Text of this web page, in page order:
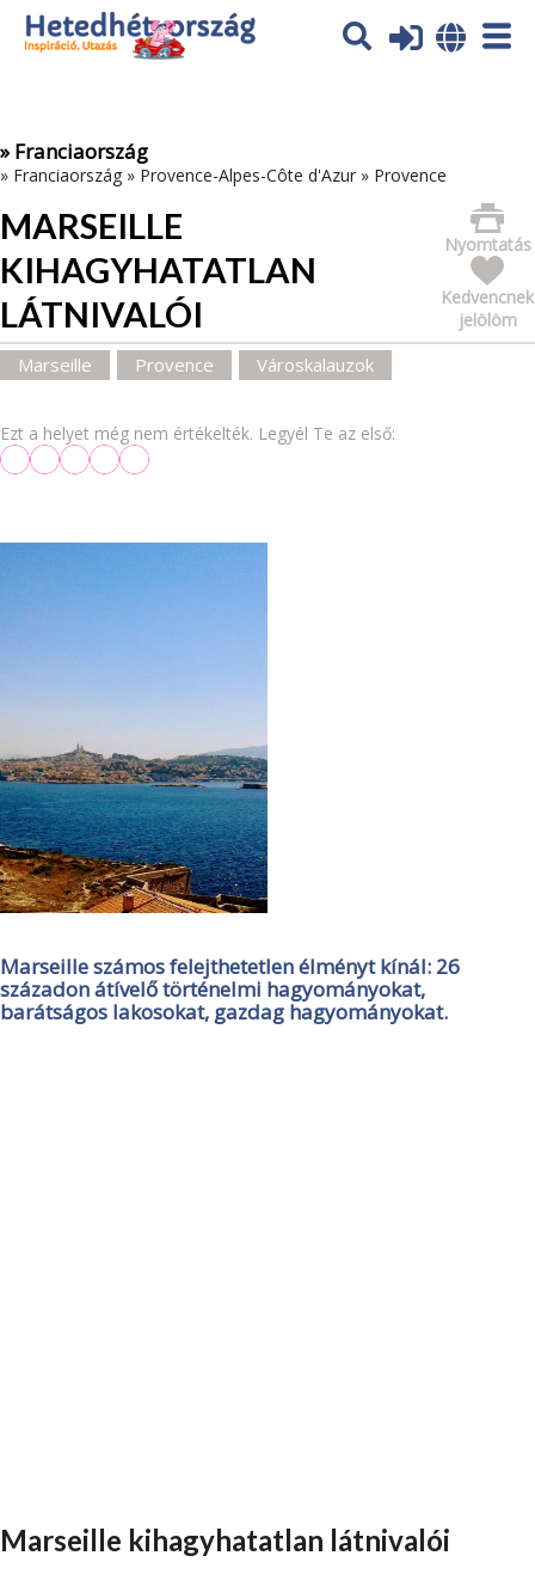
Az oldal sütiket (cookies) használ. További tájékoztatás itt:
Adatvédelmi tájékoztató
» Franciaország
» Franciaország » Provence-Alpes-Côte d'Azur » Provence
MARSEILLE
KIHAGYHATATLAN
LÁTNIVALÓI
Nyomtatás
Kedvencnek
jelölöm
Marseille Provence Városkalauzok
Ezt a helyet még nem értékelték. Legyél Te az első:
Marseille számos felejthetetlen élményt kínál: 26
századon átívelő történelmi hagyományokat,
barátságos lakosokat, gazdag hagyományokat.
Marseille kihagyhatatlan látnivalói